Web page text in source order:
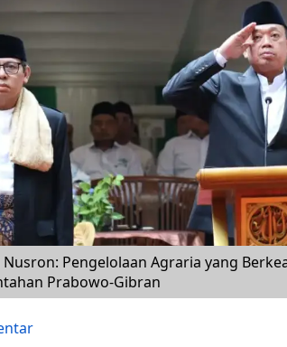
Pengelolaan Agraria yang
Prabowo-Gibran